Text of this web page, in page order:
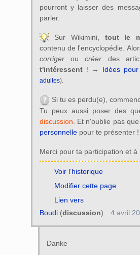
pourront y laisser des
parler.
Sur Wikimini, tout le
contenu de l'encyclopédie.
corrigeroucréer des
t'intéressent! → Idées
adultes).
Si tu es perdu(e),
Tu peux aussi poser des
discussion . Et n'oublie pas
personnellepour te présenter !
Merci pour ta participation et à
Voir l’historique
Modifier cette page
Lien vers
Boudi(discussion) 4 avril
Danke